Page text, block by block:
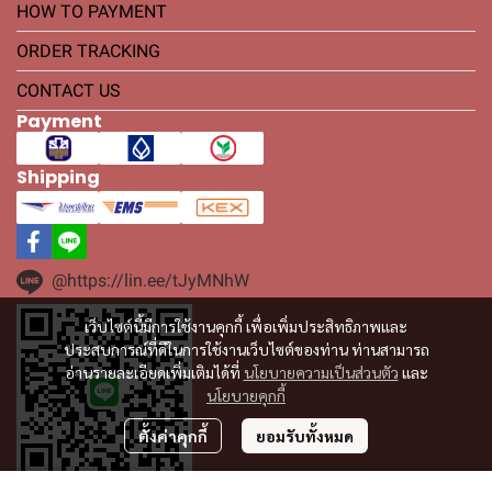
เว็บไซต์นี้มีการใช้งานคุกกี้ เพื่อเพิ่มประสิทธิภาพและ
ประสบการณ์ที่ดีในการใช้งานเว็บไซต์ของท่าน ท่านสามารถ
อ่านรายละเอียดเพิ่มเติมได้ที่ นโยบายความเป็นส่วนตัว และ
นโยบายคุกกี้
ตั้งค่าคุกกี้ ยอมรับทั้งหมด
HOW TO PAYMENT
ORDER TRACKING
CONTACT US
Payment
Shipping
@https://lin.ee/tJyMNhW